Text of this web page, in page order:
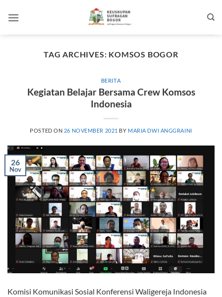
TAG ARCHIVES: KOMSOS BOGOR
BERITA
Kegiatan Belajar Bersama Crew Komsos
Indonesia
POSTED ON 26 NOVEMBER 2021 BY MARIA DWI ANGGRAINI
26
Nov
Komisi Komunikasi Sosial Konferensi Waligereja Indonesia